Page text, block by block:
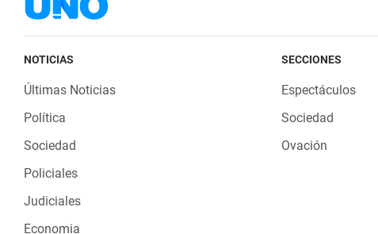
NOTICIAS
Últimas Noticias
Política
Sociedad
Policiales
Judiciales
Economia
SECCIONES
Espectáculos
Sociedad
Ovación